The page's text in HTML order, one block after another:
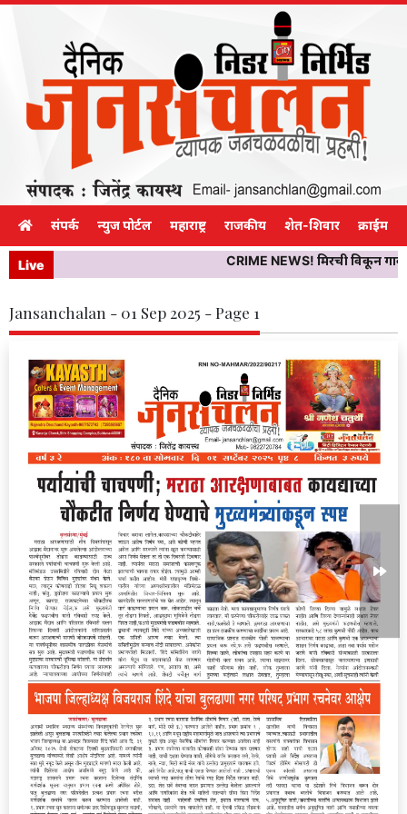
संपर्क न्युज पोर्टल महाराष्ट्र राजकीय शेत-शिवार क्राईम
Live CRIME NEWS! मिरची विकून
Jansanchalan - 01 Sep 2025 - Page 1